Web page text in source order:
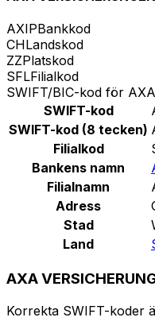
AXIPBankkod
CHLandskod
ZZPlatskod
SFLFilialkod
SWIFT/BIC-kod för
SWIFT-kod
SWIFT-kod (8 tecken)
Filialkod
Bankens namn
Filialnamn
Adress
Stad
Land
AXA
Korrekta SWIFT-koder